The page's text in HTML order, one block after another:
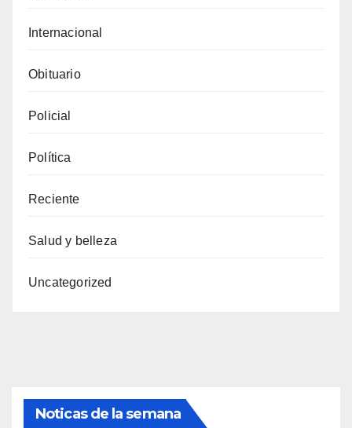
Internacional
Obituario
Policial
Política
Reciente
Salud y belleza
Uncategorized
Noticas de la semana